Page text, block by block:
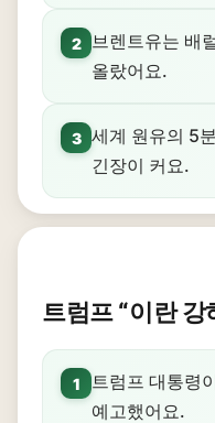
2
브렌트유는 배
올랐어요.
3 세계 원유의 5
긴장이 커요.
트럼프 “이란 강
1
트럼프 대통령
예고했어요.